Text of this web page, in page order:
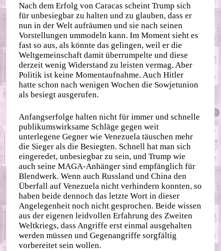
Nach dem Erfolg von Caracas scheint Trump sich
für unbesiegbar zu halten und zu glauben, dass er
nun in der Welt aufräumen und sie nach seinen
Vorstellungen ummodeln kann. Im Moment sieht es
fast so aus, als könnte das gelingen, weil er die
Weltgemeinschaft damit überrumpelte und diese
derzeit wenig Widerstand zu leisten vermag. Aber
Politik ist keine Momentaufnahme. Auch Hitler
hatte schon nach wenigen Wochen die Sowjetunion
als besiegt ausgerufen.
Anfangserfolge halten nicht für immer und schnelle
publikumswirksame Schläge gegen weit
unterlegene Gegner wie Venezuela täuschen mehr
die Sieger als die Besiegten. Schnell hat man sich
eingeredet, unbesiegbar zu sein, und Trump wie
auch seine MAGA-Anhänger sind empfänglich für
Blendwerk. Wenn auch Russland und China den
Überfall auf Venezuela nicht verhindern konnten, so
haben beide dennoch das letzte Wort in dieser
Angelegenheit noch nicht gesprochen. Beide wissen
aus der eigenen leidvollen Erfahrung des Zweiten
Weltkriegs, dass Angriffe erst einmal ausgehalten
werden müssen und Gegenangriffe sorgfältig
vorbereitet sein wollen.